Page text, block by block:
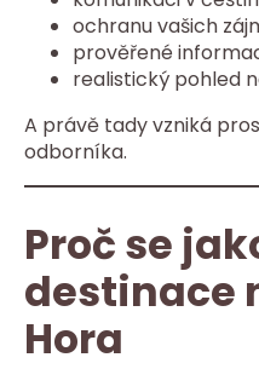
ochranu vašich
prověřené
realistický pohled
A právě tady vzniká
odborníka.
Proč se
destinace
Hora